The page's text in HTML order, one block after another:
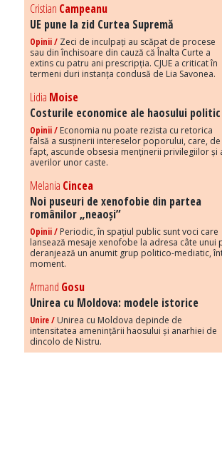
Cristian Campeanu
UE pune la zid Curtea Supremă
Opinii / Zeci de inculpați au scăpat de procese
sau din închisoare din cauză că Înalta Curte a
extins cu patru ani prescripția. CJUE a criticat în
termeni duri instanța condusă de Lia Savonea.
Lidia Moise
Costurile economice ale haosului politic
Opinii / Economia nu poate rezista cu retorica
falsă a susținerii intereselor poporului, care, de
fapt, ascunde obsesia menținerii privilegiilor și
averilor unor caste.
Melania Cincea
Noi puseuri de xenofobie din partea
românilor „neaoși”
Opinii / Periodic, în spațiul public sunt voci care
lansează mesaje xenofobe la adresa câte unui
deranjează un anumit grup politico-mediatic,
moment.
Armand Gosu
Unirea cu Moldova: modele istorice
Unire / Unirea cu Moldova depinde de
intensitatea amenințării haosului și anarhiei de
dincolo de Nistru.